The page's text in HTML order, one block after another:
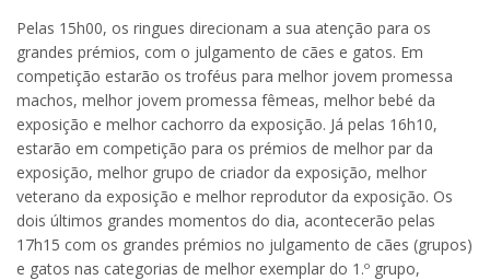
Pelas 15h00, os ringues direcionam a sua atenção para os
grandes prémios, com o julgamento de cães e gatos. Em
competição estarão os troféus para melhor jovem promessa
machos, melhor jovem promessa fêmeas, melhor bebé da
exposição e melhor cachorro da exposição. Já pelas 16h10,
estarão em competição para os prémios de melhor par da
exposição, melhor grupo de criador da exposição, melhor
veterano da exposição e melhor reprodutor da exposição. Os
dois últimos grandes momentos do dia, acontecerão pelas
17h15 com os grandes prémios no julgamento de cães (grupos)
e gatos nas categorias de melhor exemplar do 1.º grupo,